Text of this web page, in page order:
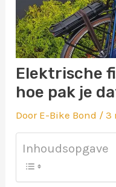
Elektrische
hoe pak je
Door E-Bike Bond /3
Inhoudsopgave